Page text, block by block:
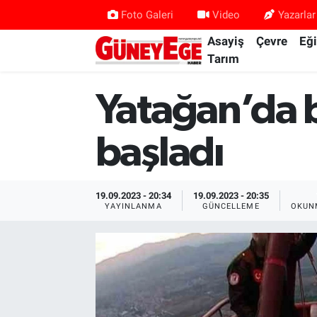
Foto Galeri Video Yazarlar
Asayiş Çevre
Tarım
Yatağan’da
başladı
19.09.2023 - 20:34
YAYINLANMA
19.09.2023 - 20:35
GÜNCELLEME
İstanbul Hava Durumu
Süper Lig Puan Durumu ve Fikstür
Tüm Manşetler
Son Dakika Haberleri